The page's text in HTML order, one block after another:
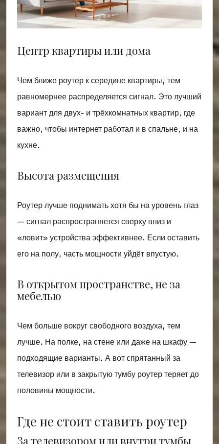
Центр квартиры или дома
Чем ближе роутер к середине квартиры, тем
равномернее распределяется сигнал. Это лучший
вариант для двух- и трёхкомнатных квартир, где
важно, чтобы интернет работал и в спальне, и на
кухне.
Высота размещения
Роутер лучше поднимать хотя бы на уровень глаз
— сигнал распространяется сверху вниз и
«ловит» устройства эффективнее. Если оставить
его на полу, часть мощности уйдёт впустую.
В открытом пространстве, не за
мебелью
Чем больше вокруг свободного воздуха, тем
лучше. На полке, на стене или даже на шкафу —
подходящие варианты. А вот спрятанный за
телевизор или в закрытую тумбу роутер теряет до
половины мощности.
Где не стоит ставить роутер
За телевизором или внутри тумбы